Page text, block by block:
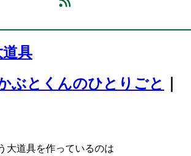
具
ぶとくんのひとりごと
大道具を作っているのは